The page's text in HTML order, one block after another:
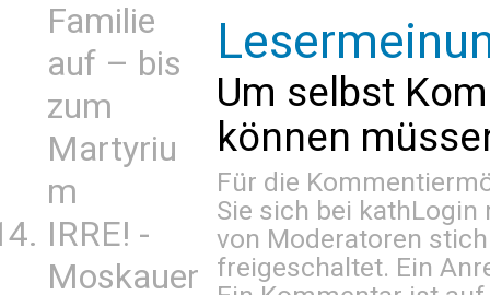
Familie
auf – bis
zum
Martyriu
m
IRRE! -
Moskauer
Um selbst
können
Für die
Sie sich bei kathLogin
von Moderatoren
freigeschaltet. Ein